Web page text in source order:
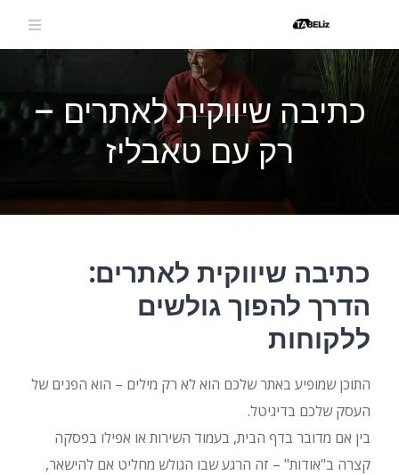
content
כתיבה שיווקית לאתרים –
רק עם טאבליז
כתיבה שיווקית לאתרים:
הדרך להפוך גולשים
ללקוחות
התוכן שמופיע באתר שלכם הוא לא רק מילים – הוא הפנים של
העסק שלכם בדיגיטל.
בין אם מדובר בדף הבית, בעמוד השירות או אפילו בפסקה
קצרה ב"אודות" – זה הרגע שבו הגולש מחליט אם להישאר,